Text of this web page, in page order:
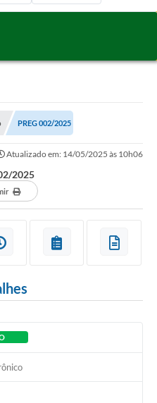
PREG 002/2025
Atualizado em: 14/05/2025 às 10h06
2025